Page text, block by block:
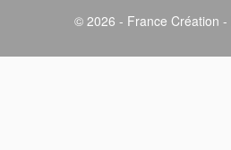
© 2026 - France Création -